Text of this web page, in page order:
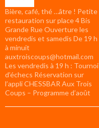
Bière, café, thé …âtre ! Petite
restauration sur place 4 Bis
Grande Rue Ouverture les
vendredis et samedis De 19 h
à minuit
auxtroiscoups@hotmail.com
Les vendredis à 19 h : Tournoi
d’échecs Réservation sur
l’appli CHESSBAR Aux Trois
Coups – Programme d’août